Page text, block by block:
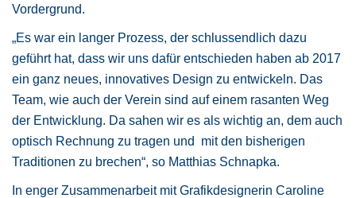
Vordergrund.
„Es war ein langer Prozess, der schlussendlich dazu
geführt hat, dass wir uns dafür entschieden haben ab 2017
ein ganz neues, innovatives Design zu entwickeln. Das
Team, wie auch der Verein sind auf einem rasanten Weg
der Entwicklung. Da sahen wir es als wichtig an, dem auch
optisch Rechnung zu tragen und mit den bisherigen
Traditionen zu brechen“, so Matthias Schnapka.
In enger Zusammenarbeit mit Grafikdesignerin Caroline